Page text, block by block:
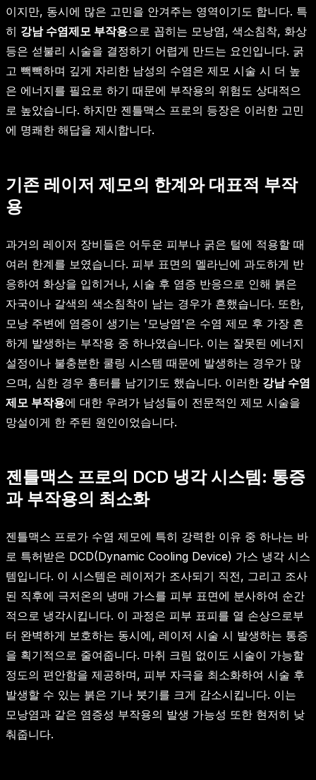
이지만, 동시에 많은 고민을 안겨주는 영역이기도 합니다. 특
히 강남 수염제모 부작용으로 꼽히는 모낭염, 색소침착, 화상
등은 섣불리 시술을 결정하기 어렵게 만드는 요인입니다. 굵
고 빽빽하며 깊게 자리한 남성의 수염은 제모 시술 시 더 높
은 에너지를 필요로 하기 때문에 부작용의 위험도 상대적으
로 높았습니다. 하지만 젠틀맥스 프로의 등장은 이러한 고민
에 명쾌한 해답을 제시합니다.
기존 레이저 제모의 한계와 대표적 부작
용
과거의 레이저 장비들은 어두운 피부나 굵은 털에 적용할 때
여러 한계를 보였습니다. 피부 표면의 멜라닌에 과도하게 반
응하여 화상을 입히거나, 시술 후 염증 반응으로 인해 붉은
자국이나 갈색의 색소침착이 남는 경우가 흔했습니다. 또한,
모낭 주변에 염증이 생기는 '모낭염'은 수염 제모 후 가장 흔
하게 발생하는 부작용 중 하나였습니다. 이는 잘못된 에너지
설정이나 불충분한 쿨링 시스템 때문에 발생하는 경우가 많
으며, 심한 경우 흉터를 남기기도 했습니다. 이러한 강남 수염
제모 부작용에 대한 우려가 남성들이 전문적인 제모 시술을
망설이게 한 주된 원인이었습니다.
젠틀맥스 프로의 DCD 냉각 시스템: 통증
과 부작용의 최소화
젠틀맥스 프로가 수염 제모에 특히 강력한 이유 중 하나는 바
로 특허받은 DCD(Dynamic Cooling Device) 가스 냉각 시스
템입니다. 이 시스템은 레이저가 조사되기 직전, 그리고 조사
된 직후에 극저온의 냉매 가스를 피부 표면에 분사하여 순간
적으로 냉각시킵니다. 이 과정은 피부 표피를 열 손상으로부
터 완벽하게 보호하는 동시에, 레이저 시술 시 발생하는 통증
을 획기적으로 줄여줍니다. 마취 크림 없이도 시술이 가능할
정도의 편안함을 제공하며, 피부 자극을 최소화하여 시술 후
발생할 수 있는 붉은 기나 붓기를 크게 감소시킵니다. 이는
모낭염과 같은 염증성 부작용의 발생 가능성 또한 현저히 낮
춰줍니다.